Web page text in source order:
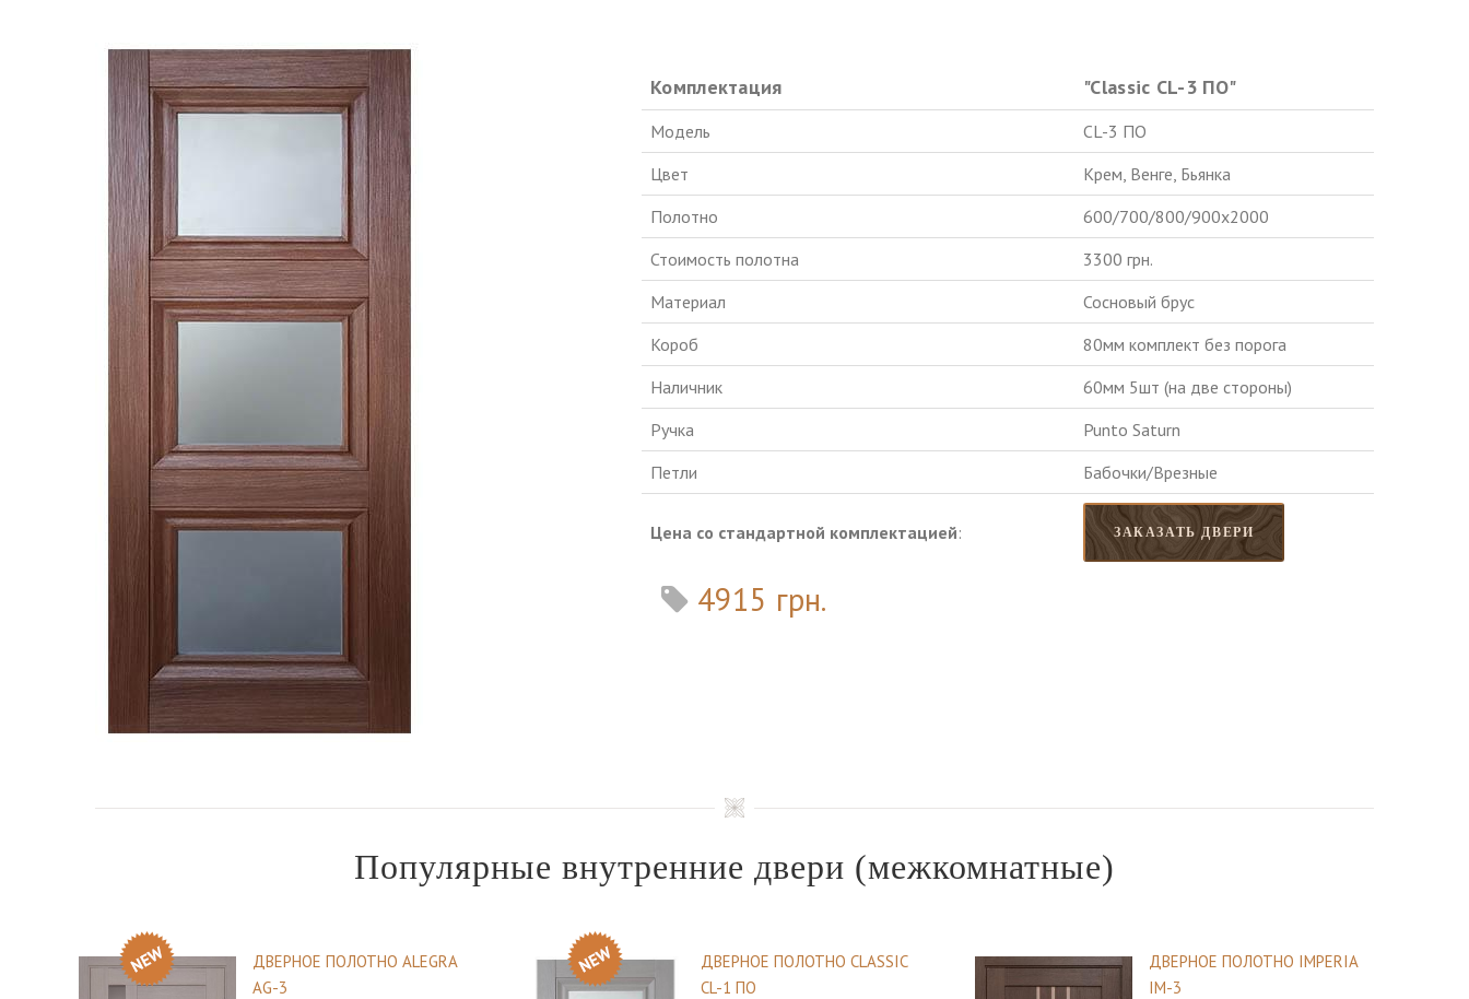
Комплектация "Classic CL-3 ПО"
Модель
CL-3 ПО
Цвет
Крем, Венге, Бьянка
Полотно
600/700/800/900х2000
Стоимость полотна
3300 грн.
Материал
Сосновый брус
Короб
80мм комплект без порога
Наличник
60мм 5шт (на две стороны)
Ручка
Punto Saturn
Петли
Бабочки/Врезные
Цена со стандартной комплектацией:
4915 грн.
ЗАКАЗАТЬ ДВЕРИ
Популярные внутренние двери (межкомнатные)
ДВЕРНОЕ ПОЛОТНО ALEGRA
AG-3
ДВЕРНОЕ ПОЛОТНО CLASSIC
CL-1 ПО
ДВЕРНОЕ ПОЛОТНО IMPERIA
IM-3